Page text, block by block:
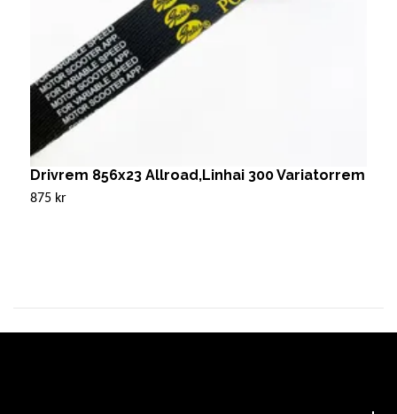
Drivrem 856x23 Allroad,Linhai 300 Variatorrem
875 kr